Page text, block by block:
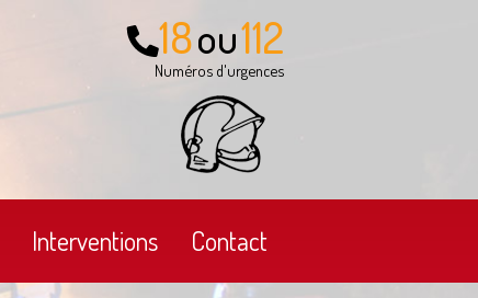
18ou112
Numéros d'urgences
Interventions Contact